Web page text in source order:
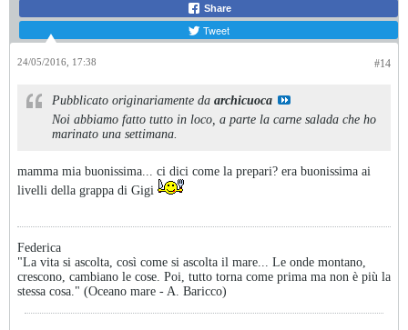
Share
Tweet
#14
24/05/2016, 17:38
Pubblicato originariamente da archicuoca
Noi abbiamo fatto tutto in loco, a parte la carne salada che ho
marinato una settimana.
mamma mia buonissima... ci dici come la prepari? era buonissima ai
livelli della grappa di Gigi
Federica
"La vita si ascolta, così come si ascolta il mare... Le onde montano,
crescono, cambiano le cose. Poi, tutto torna come prima ma non è più la
stessa cosa." (Oceano mare - A. Baricco)